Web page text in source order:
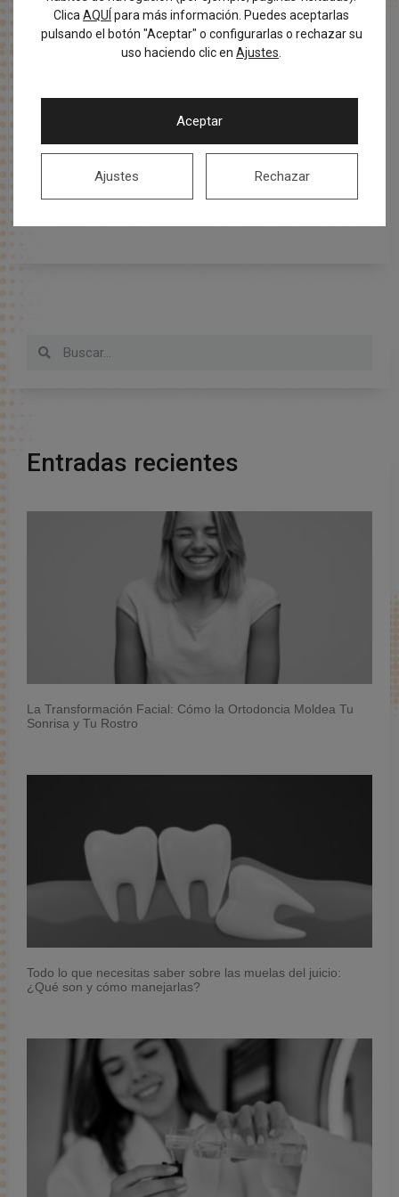
enfermedad periodontal y disminuir la cicatrización
después de cualquier intervención dental.
y tabaco para mantener una buena salud bucal y reducir
enfermedades orales.
Hasta aquí con este tema. Ante cualquier síntoma
acercarse a nuestra clínica.
Entradas recientes
La Transformación Facial: Cómo la Ortodoncia Moldea Tu
Sonrisa y Tu Rostro
Todo lo que necesitas saber sobre las muelas del juicio:
¿Qué son y cómo manejarlas?
Clica AQUÍ para más información. Puedes aceptarlas
pulsando el botón "Aceptar" o configurarlas o rechazar su
uso haciendo clic en Ajustes
Aceptar
Rechazar
Ajustes